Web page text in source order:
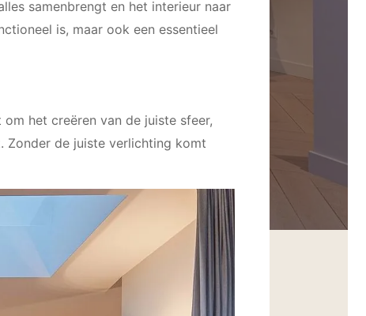
samenbrengt en het interieur naar
is, maar ook een essentieel
het creëren van de juiste sfeer,
Zonder de juiste verlichting komt